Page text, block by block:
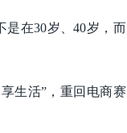
是在30岁、40岁，而
生活”，重回电商赛